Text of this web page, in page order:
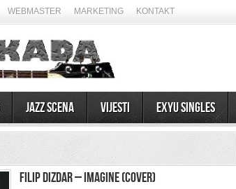
WEBMASTER MARKETING KONTAKT
Jazz scena Vijesti EXYU Singles
FILIP DIZDAR – Imagine (cover)